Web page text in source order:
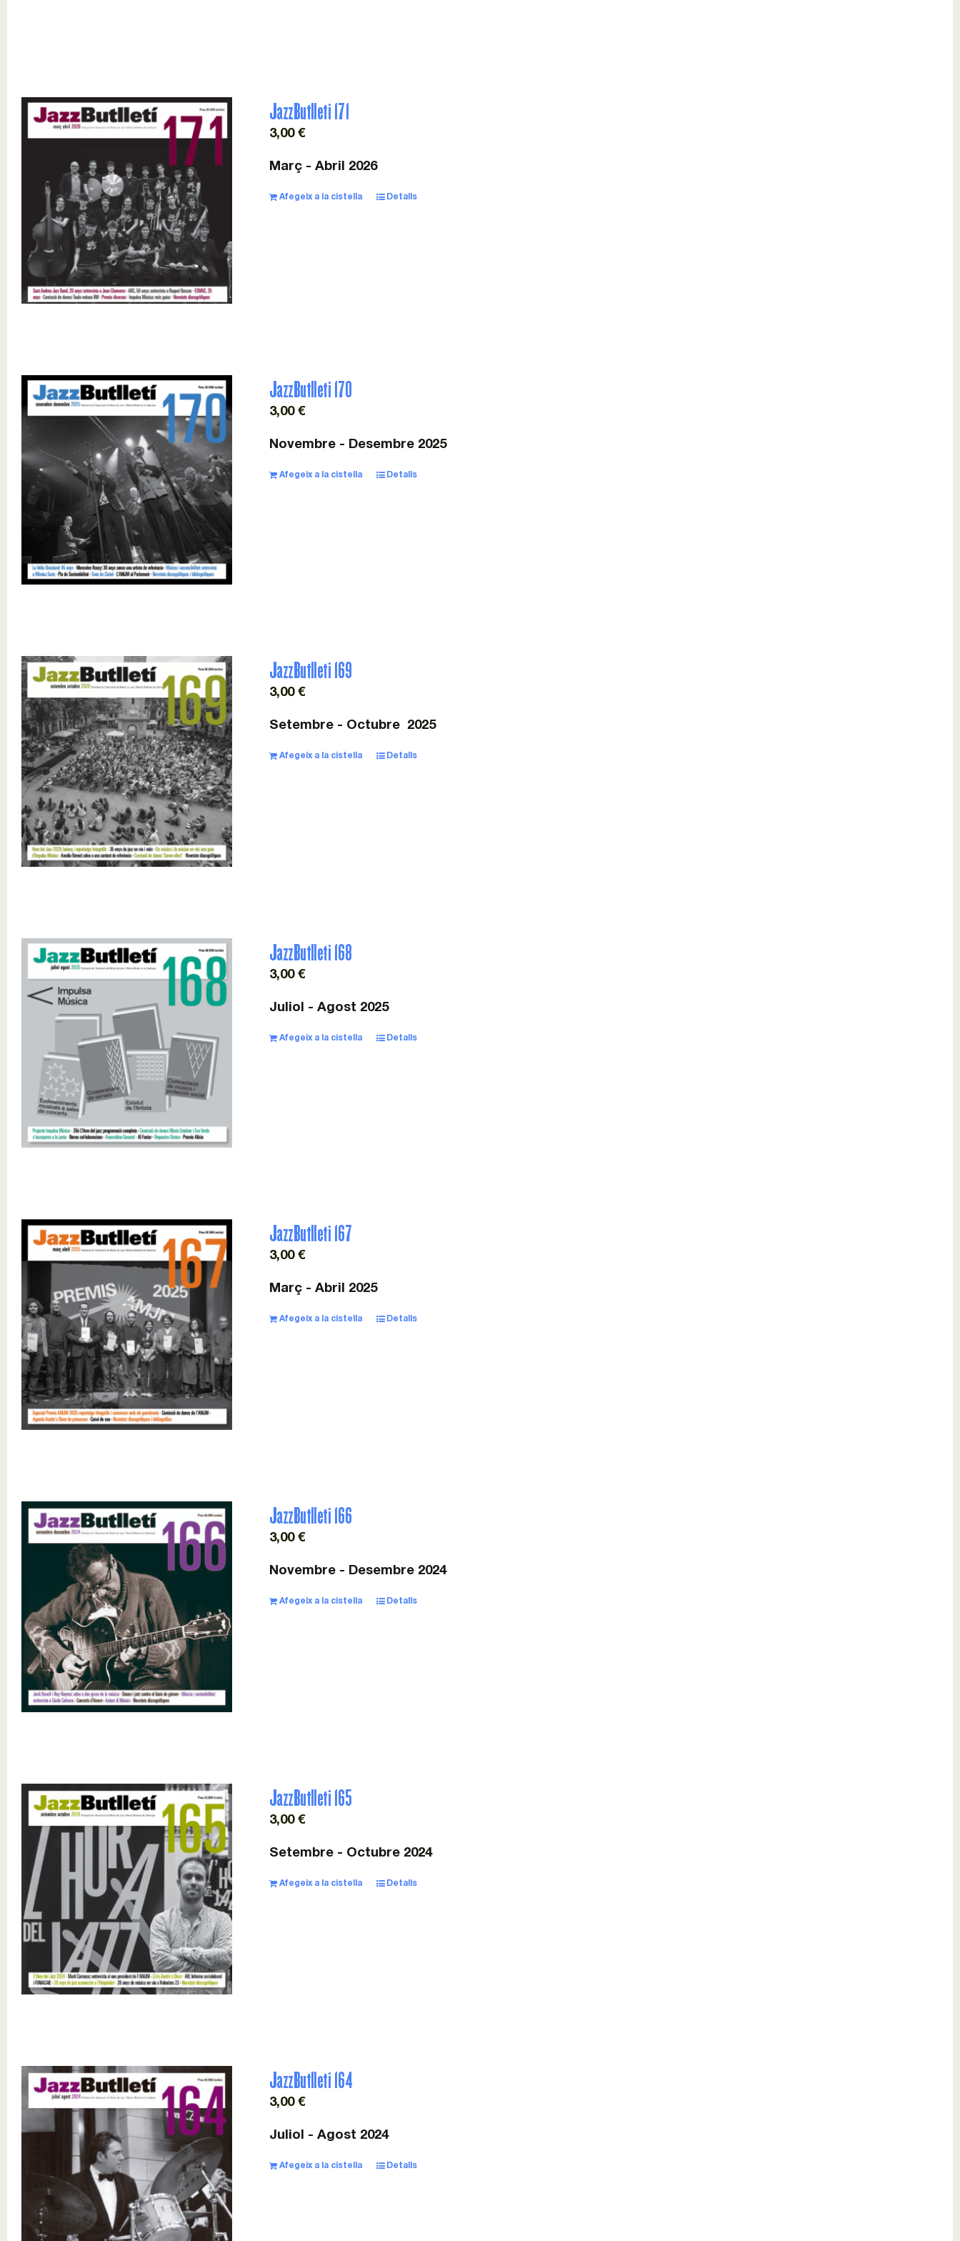
JazzButlleti 171
3,00 €
Març - Abril 2026
Afegeix a la cistella Detalls
JazzButlleti 170
3,00 €
Novembre - Desembre 2025
Afegeix a la cistella Detalls
JazzButlleti 169
3,00 €
Setembre - Octubre 2025
Afegeix a la cistella Detalls
JazzButlleti 168
3,00 €
Juliol - Agost 2025
Afegeix a la cistella Detalls
JazzButlleti 167
3,00 €
Març - Abril 2025
Afegeix a la cistella Detalls
JazzButlleti 166
3,00 €
Novembre - Desembre 2024
Afegeix a la cistella Detalls
JazzButlleti 165
3,00 €
Setembre - Octubre 2024
Afegeix a la cistella Detalls
JazzButlleti 164
3,00 €
Juliol - Agost 2024
Afegeix a la cistella Detalls